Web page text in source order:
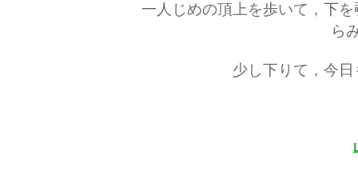
一人じめの頂上を歩いて，下
ら
少し下りて，今